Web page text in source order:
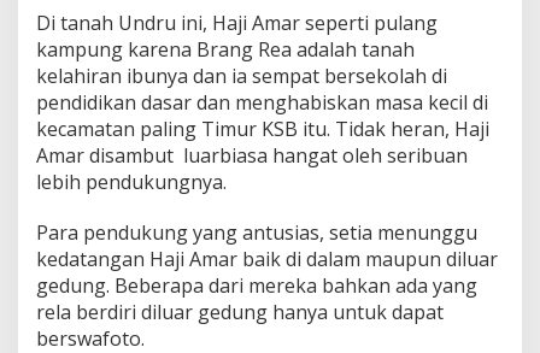
a
,
S
e
r
i
b
u
n
P
e
n
d
Di tanah Undru ini, Haji Amar seperti pulang
kampung karena Brang Rea adalah tanah
kelahiran ibunya dan ia sempat bersekolah di
pendidikan dasar dan menghabiskan masa kecil di
kecamatan paling Timur KSB itu. Tidak heran, Haji
Amar disambut luarbiasa hangat oleh seribuan
lebih pendukungnya.
Para pendukung yang antusias, setia menunggu
kedatangan Haji Amar baik di dalam maupun diluar
gedung. Beberapa dari mereka bahkan ada yang
rela berdiri diluar gedung hanya untuk dapat
berswafoto.